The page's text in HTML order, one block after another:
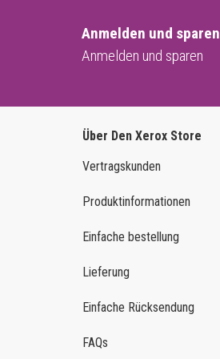
Anmelden und sparen
Anmelden und sparen
Über Den Xerox Store
Vertragskunden
Produktinformationen
Einfache bestellung
Lieferung
Einfache Rücksendung
FAQs